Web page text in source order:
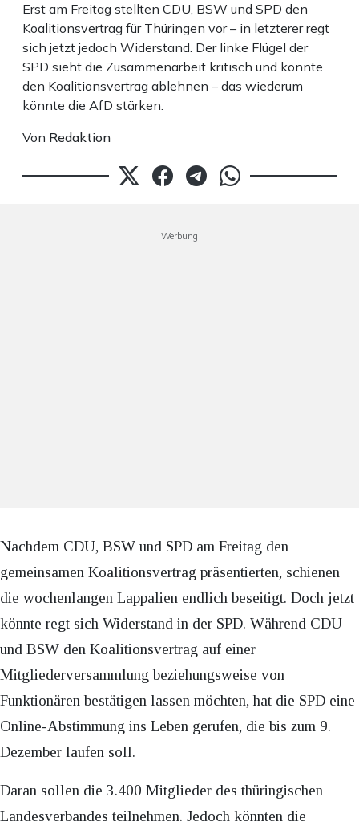
Erst am Freitag stellten CDU, BSW und SPD den
Koalitionsvertrag für Thüringen vor – in letzterer regt
sich jetzt jedoch Widerstand. Der linke Flügel der
SPD sieht die Zusammenarbeit kritisch und könnte
den Koalitionsvertrag ablehnen – das wiederum
könnte die AfD stärken.
Von Redaktion
Werbung
Nachdem CDU, BSW und SPD am Freitag den
gemeinsamen Koalitionsvertrag präsentierten, schienen
die wochenlangen Lappalien endlich beseitigt. Doch jetzt
könnte regt sich Widerstand in der SPD. Während CDU
und BSW den Koalitionsvertrag auf einer
Mitgliederversammlung beziehungsweise von
Funktionären bestätigen lassen möchten, hat die SPD eine
Online-Abstimmung ins Leben gerufen, die bis zum 9.
Dezember laufen soll.
Daran sollen die 3.400 Mitglieder des thüringischen
Landesverbandes teilnehmen. Jedoch könnten die